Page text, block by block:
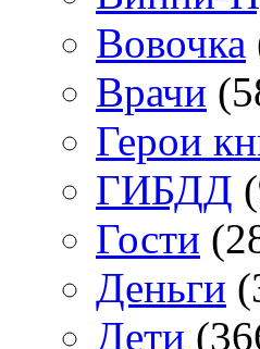
Вовочка
Врачи
Герои
ГИБДД
Гости
Деньги
Дети